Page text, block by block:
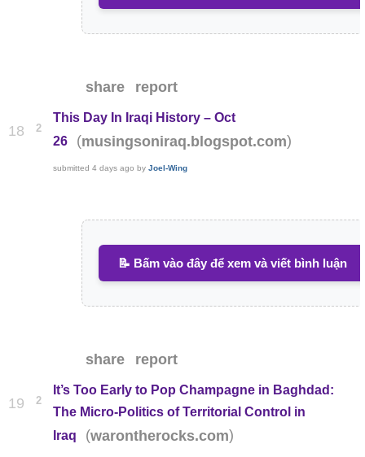
share report
18 2
This Day In Iraqi History – Oct
26
(musingsoniraq.blogspot.com)
submitted4 days ago byJoel-Wing
📝 Bấm vào đây để xem và viết bình luận
share report
19 2
It’s Too Early to Pop Champagne in Baghdad:
The Micro-Politics of Territorial Control in
Iraq
(warontherocks.com)